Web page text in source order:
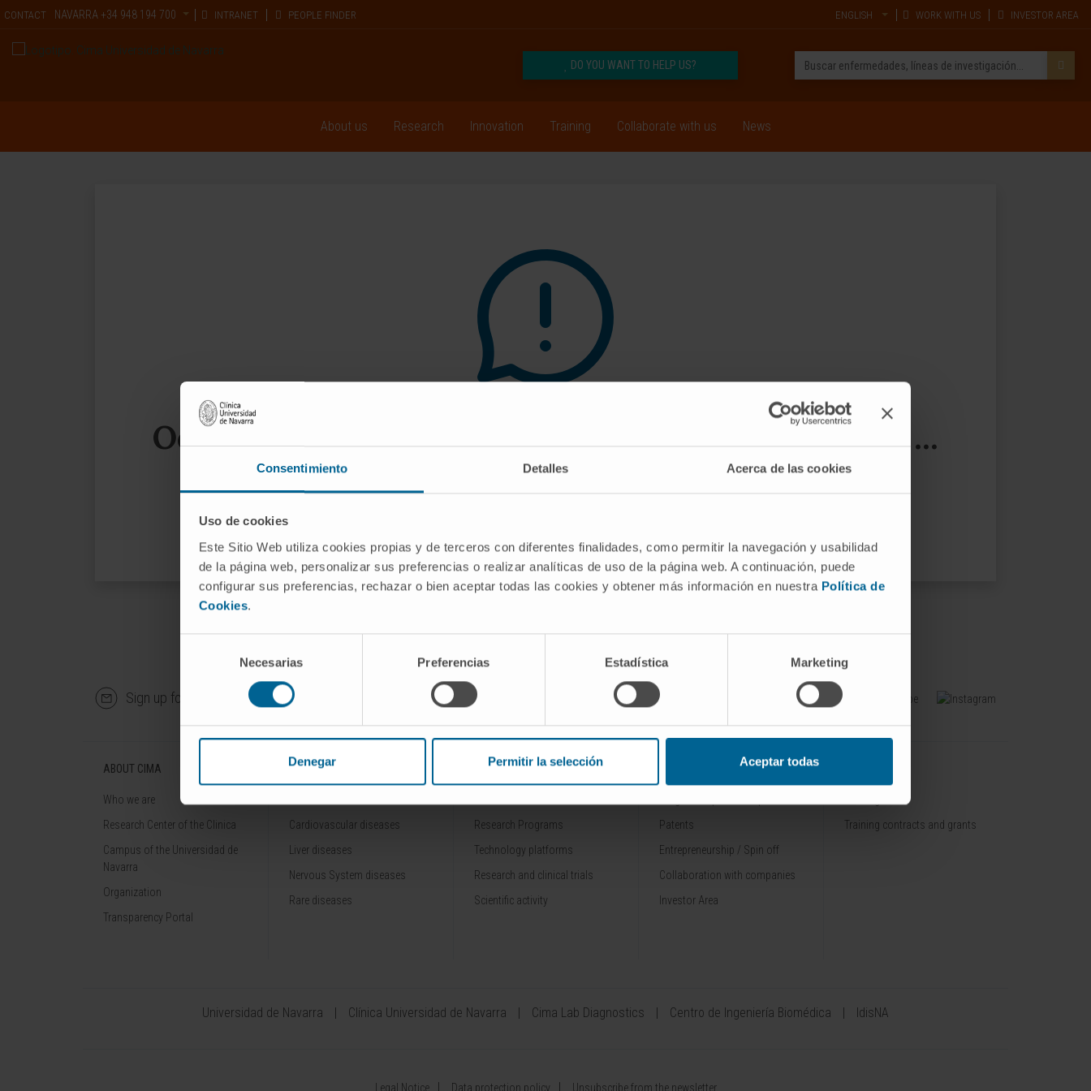
Consentimiento Detalles Acerca de las cookies
Uso de cookies
Este Sitio Web utiliza cookies propias y de terceros con diferentes finalidades, como permitir la navegación y usabilidad
de la página web, personalizar sus preferencias o realizar analíticas de uso de la página web. A continuación, puede
configurar sus preferencias, rechazar o bien aceptar todas las cookies y obtener más información en nuestra Política de
Cookies.
consentimiento
Necesarias Preferencias Estadística Marketing
Denegar Permitir la selección Aceptar todas
CONTACT NAVARRA +34 948 194 700 INTRANET PEOPLE FINDER ENGLISH WORK WITH US INVESTOR AREA
DO YOU WANT TO HELP US?
About us Research Innovation Training Collaborate with us News
Oops, the page you are looking for does not exist ...
Sign up for our newsletter Follow us
ABOUT CIMA
Who we are
Research Center of the Clinica
Campus of the Universidad de
Navarra
Organization
Transparency Portal
DISEASES
Cardiovascular diseases
Liver diseases
Nervous System diseases
Rare diseases
RESEARCH
Research Programs
Technology platforms
Research and clinical trials
Scientific activity
Patents
Entrepreneurship / Spin off
Collaboration with companies
Investor Area
Training contracts and grants
Universidad de Navarra Clínica Universidad de Navarra Cima Lab Diagnostics Centro de Ingeniería Biomédica IdisNA
Legal Notice Data protection policy Unsubscribe from the newsletter